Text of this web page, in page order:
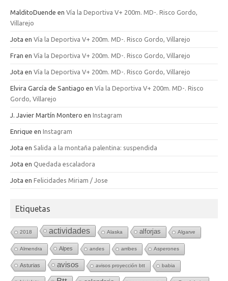
MalditoDuende en Vía la Deportiva V+ 200m. MD-. Risco Gordo,
Villarejo
Jota en Vía la Deportiva V+ 200m. MD-. Risco Gordo, Villarejo
Fran en Vía la Deportiva V+ 200m. MD-. Risco Gordo, Villarejo
Jota en Vía la Deportiva V+ 200m. MD-. Risco Gordo, Villarejo
Elvira García de Santiago en Vía la Deportiva V+ 200m. MD-. Risco
Gordo, Villarejo
J. Javier Martín Montero en Instagram
Enrique en Instagram
Jota en Salida a la montaña palentina: suspendida
Jota en Quedada escaladora
Jota en Felicidades Miriam / Jose
Etiquetas
2018 actividades Alaska alforjas Algarve
Almendra Alpes andes arribes Asperones
Asturias avisos avisos proyección btt babia